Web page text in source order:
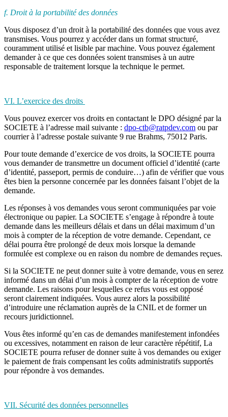
f. Droit à la portabilité des données
Vous disposez d’un droit à la portabilité des données que vous avez
transmises. Vous pourrez y accéder dans un format structuré,
couramment utilisé et lisible par machine. Vous pouvez également
demander à ce que ces données soient transmises à un autre
responsable de traitement lorsque la technique le permet.
VI. L’exercice des droits
Vous pouvez exercer vos droits en contactant le DPO désigné par la
SOCIETE à l’adresse mail suivante : dpo-ctb@ratpdev.com ou par
courrier à l’adresse postale suivante 9 rue Brahms, 75012 Paris.
Pour toute demande d’exercice de vos droits, la SOCIETE pourra
vous demander de transmettre un document officiel d’identité (carte
d’identité, passeport, permis de conduire…) afin de vérifier que vous
êtes bien la personne concernée par les données faisant l’objet de la
demande.
Les réponses à vos demandes vous seront communiquées par voie
électronique ou papier. La SOCIETE s’engage à répondre à toute
demande dans les meilleurs délais et dans un délai maximum d’un
mois à compter de la réception de votre demande. Cependant, ce
délai pourra être prolongé de deux mois lorsque la demande
formulée est complexe ou en raison du nombre de demandes reçues.
Si la SOCIETE ne peut donner suite à votre demande, vous en serez
informé dans un délai d’un mois à compter de la réception de votre
demande. Les raisons pour lesquelles ce refus vous est opposé
seront clairement indiquées. Vous aurez alors la possibilité
d’introduire une réclamation auprès de la CNIL et de former un
recours juridictionnel.
Vous êtes informé qu’en cas de demandes manifestement infondées
ou excessives, notamment en raison de leur caractère répétitif, La
SOCIETE pourra refuser de donner suite à vos demandes ou exiger
le paiement de frais compensant les coûts administratifs supportés
pour répondre à vos demandes.
VII. Sécurité des données personnelles